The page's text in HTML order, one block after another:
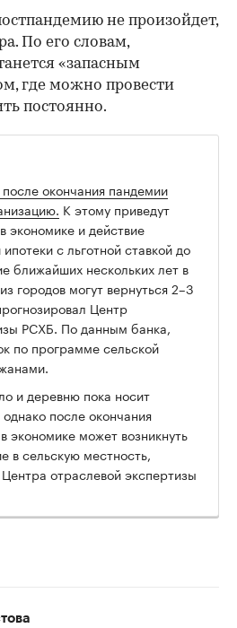
не произойдет,
По его словам,
«запасным
где можно провести
постоянно.
окончания пандемии
К этому приведут
экономике и действие
с льготной ставкой до
ближайших нескольких лет в
городов могут вернуться 2–3
Центр
РСХБ. По данным банка,
по программе сельской
и деревню пока носит
после окончания
экономике может возникнуть
в сельскую местность,
отраслевой экспертизы